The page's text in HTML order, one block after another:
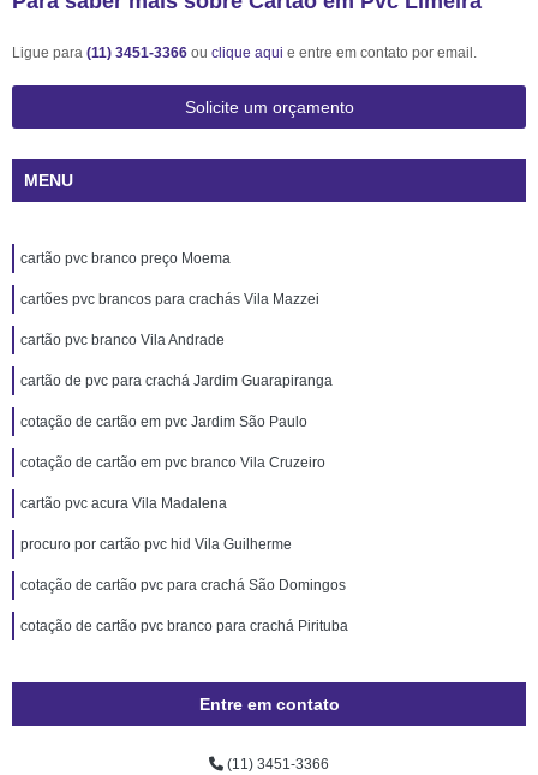
Ligue para (11) 3451-3366 ou clique aqui e entre em contato por email.
Solicite um orçamento
MENU
cartão pvc branco preço Moema
cartões pvc brancos para crachás Vila Mazzei
cartão pvc branco Vila Andrade
cartão de pvc para crachá Jardim Guarapiranga
cotação de cartão em pvc Jardim São Paulo
cotação de cartão em pvc branco Vila Cruzeiro
cartão pvc acura Vila Madalena
procuro por cartão pvc hid Vila Guilherme
cotação de cartão pvc para crachá São Domingos
cotação de cartão pvc branco para crachá Pirituba
Entre em contato
(11) 3451-3366